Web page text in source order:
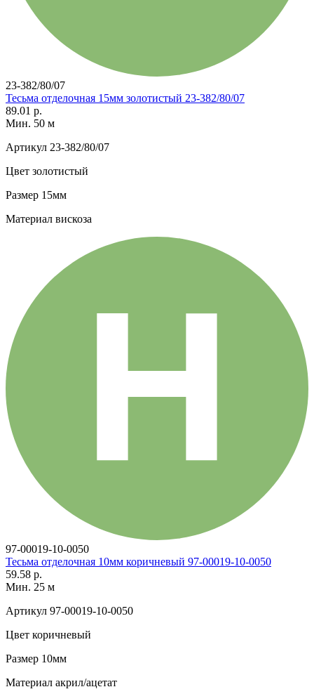
23-382/80/07
Тесьма отделочная 15мм золотистый 23-382/80/07
89.01 р.
Мин. 50 м
Артикул 23-382/80/07
Цвет золотистый
Размер 15мм
Материал вискоза
97-00019-10-0050
Тесьма отделочная 10мм коричневый 97-00019-10-0050
59.58 р.
Мин. 25 м
Артикул 97-00019-10-0050
Цвет коричневый
Размер 10мм
Материал акрил/ацетат